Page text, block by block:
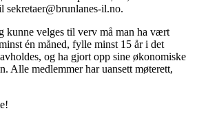
sekretaer@brunlanes-il.no.
kunne velges til verv må man ha vært
én måned, fylle minst 15 år i det
og ha gjort opp sine økonomiske
Alle medlemmer har uansett møterett,